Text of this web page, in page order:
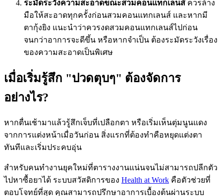
ระมัดระวังความสะอาดขณะสวมคอนแทกเลนส์ ควรล้าง
มือให้สะอาดทุกครั้งก่อนสวมคอนแทกเลนส์ และหากมี
ตากุ้งยิง แนะนำว่าควรงดสวมคอนแทกเลนส์ไปก่อน
จนกว่าอาการจะดีขึ้น หรือหากจำเป็น ต้องระมัดระวังเรื่อง
ของความสะอาดเป็นพิเศษ
เมื่อเริ่มรู้สึก "ปวดตุบๆ" ต้องจัดการ
อย่างไร?
หากตื่นเช้ามาแล้วรู้สึกเจ็บที่เปลือกตา หรือเริ่มเห็นตุ่มนูนแดง
จากการแต่งหน้าเมื่อวันก่อน สิ่งแรกที่ต้องทำคือหยุดแต่งตา
ทันทีและเริ่มประคบอุ่น
สำหรับคนทำงานยุคใหม่ที่ตารางงานแน่นจนไม่สามารถปลีกตัว
ไปหาซื้อยาได้ ระบบสวัสดิการของ Health at Work คือตัวช่วยที่
ตอบโจทย์ที่สุด คุณสามารถปรึกษาอาการเบื้องต้นผ่านระบบ